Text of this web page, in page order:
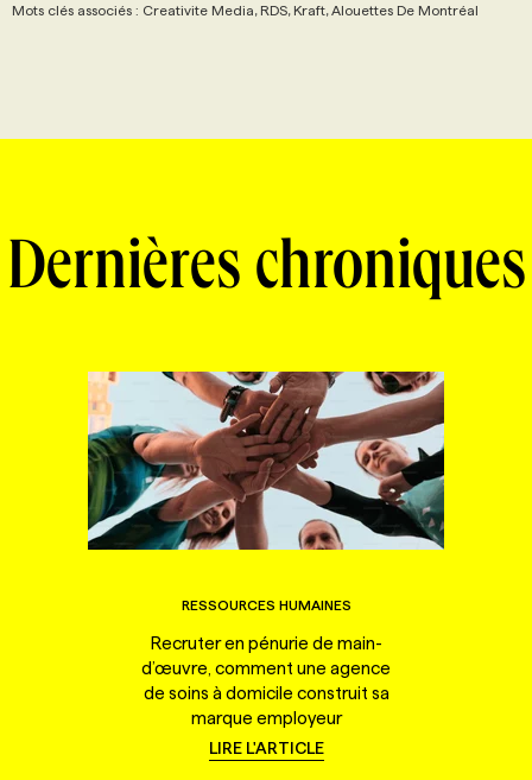
Mots clés associés : Creativite Media, RDS, Kraft, Alouettes De Montréal
Dernières chroniques
RESSOURCES HUMAINES
Recruter en pénurie de main-
d’œuvre, comment une agence
de soins à domicile construit sa
marque employeur
LIRE L'ARTICLE